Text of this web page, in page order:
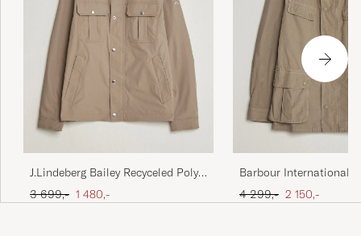
J.Lindeberg Bailey Recyceled Poly
Jacket Brindle
Ordinær pris
3 699,- Nedsatt pris
1 480,-
Barbour International
dyed Casual Duke
Timberwolf
Ordinær pris
4 299,- Nedsatt pris
2 150,-